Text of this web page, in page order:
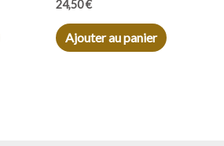
24,50€
Ajouter au panier